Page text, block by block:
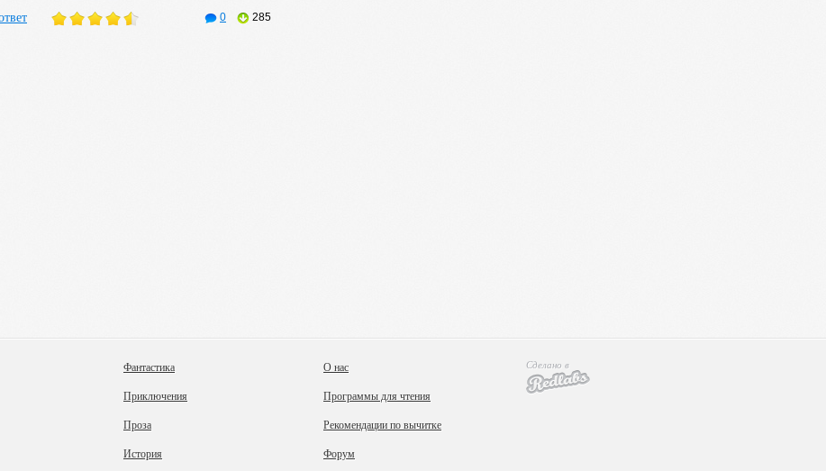
0 285
Фантастика
Приключения
Проза
История
О нас
Программы для чтения
Рекомендации по вычитке
Форум
Сделано в